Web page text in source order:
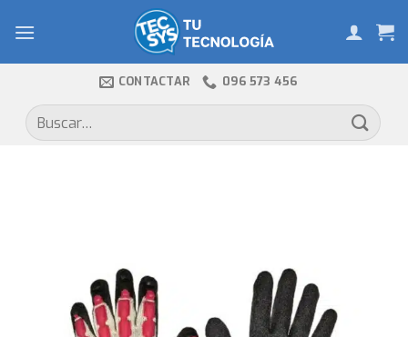
CONTACTAR 096 573 456
Buscar
por: